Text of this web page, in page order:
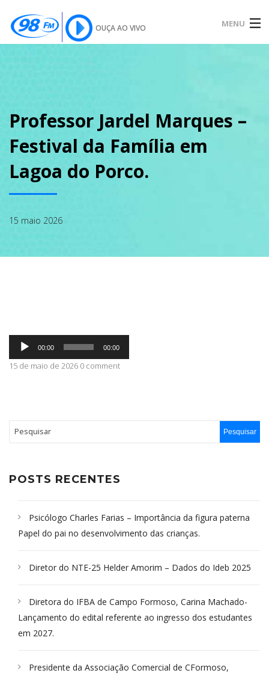
OUÇA AO VIVO MENU
SOBRE
CONTATO
Professor Jardel Marques –
Festival da Família em
Lagoa do Porco.
15 maio 2026
Tocador
áudio
00:00 00:00
15 de maio de 2026 0 comment
POSTS RECENTES
Psicólogo Charles Farias – Importância da figura paterna
Papel do pai no desenvolvimento das crianças.
Diretor do NTE-25 Helder Amorim – Dados do Ideb 2025
Diretora do IFBA de Campo Formoso, Carina Machado-
Lançamento do edital referente ao ingresso dos estudantes
em 2027.
Presidente da Associação Comercial de CFormoso,